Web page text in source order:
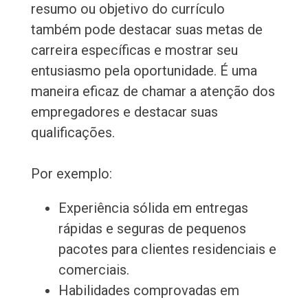
resumo ou objetivo do currículo
também pode destacar suas metas de
carreira específicas e mostrar seu
entusiasmo pela oportunidade. É uma
maneira eficaz de chamar a atenção dos
empregadores e destacar suas
qualificações.
Por exemplo:
Experiência sólida em entregas
rápidas e seguras de pequenos
pacotes para clientes residenciais e
comerciais.
Habilidades comprovadas em